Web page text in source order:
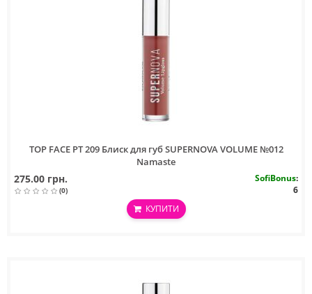
TOP FACE PT 209 Блиск для губ SUPERNOVA VOLUME №012
Namaste
275.00 грн.
(0)
SofiBonus:
6
КУПИТИ